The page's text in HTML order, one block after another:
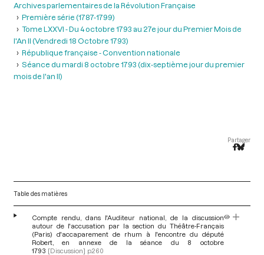
Archives parlementaires de la Révolution Française
Première série (1787-1799)
Tome LXXVI - Du 4 octobre 1793 au 27e jour du Premier Mois de
l'An II (Vendredi 18 Octobre 1793)
République française - Convention nationale
Séance du mardi 8 octobre 1793 (dix-septième jour du premier
mois de l'an II)
Partager
Table des matières
Compte rendu, dans l'Auditeur national, de la discussion
autour de l'accusation par la section du Théâtre-Français
(Paris) d'accaparement de rhum à l'encontre du député
Robert, en annexe de la séance du 8 octobre
1793 [Discussion] p.260